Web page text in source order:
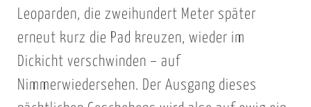
Leoparden, die zweihundert Meter später
erneut kurz die Pad kreuzen, wieder im
Dickicht verschwinden – auf
Nimmerwiedersehen. Der Ausgang dieses